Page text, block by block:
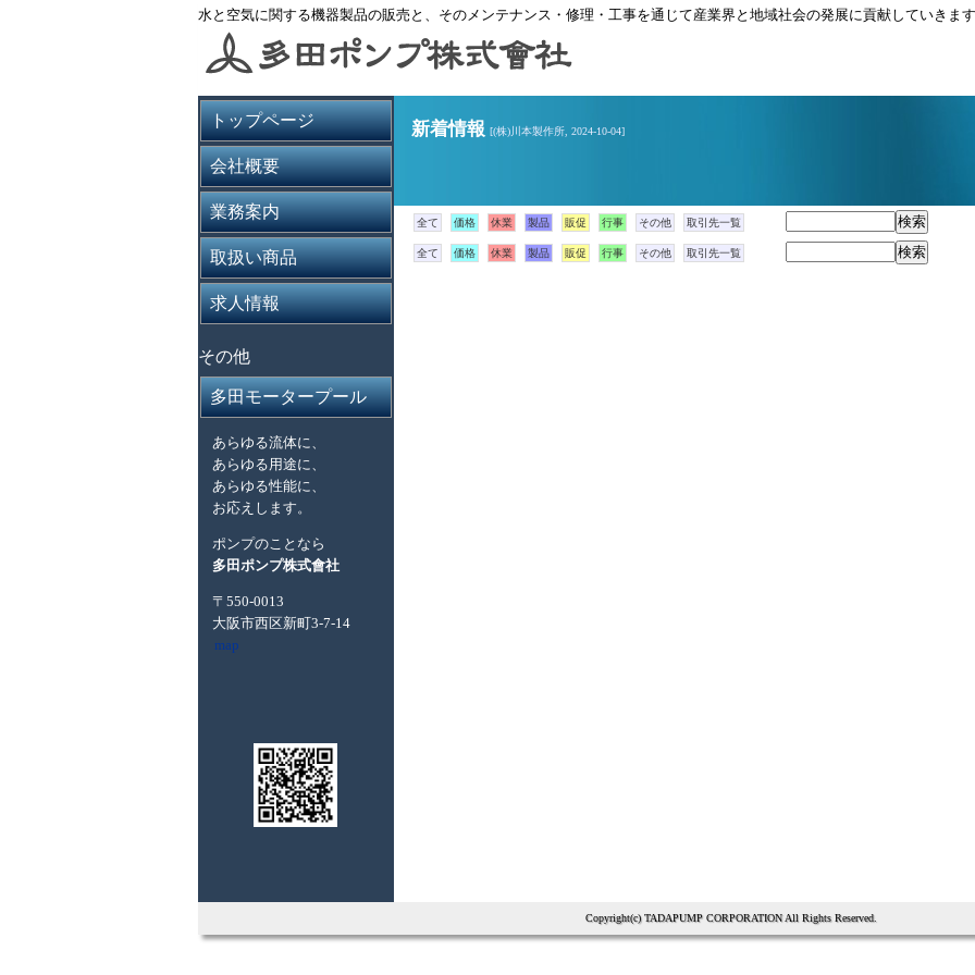
水と空気に関する機器製品の販売と、そのメンテナンス・修理・工事を通じて産業界と地域社会の発展に貢献していきま
新着情報[(株)川本製作所, 2024-10-04]
全て 価格 休業 製品 販促 行事 その他 取引先一覧
全て 価格 休業 製品 販促 行事 その他 取引先一覧
トップページ
会社概要
業務案内
取扱い商品
求人情報
その他
多田モータープール
あらゆる流体に、
あらゆる用途に、
あらゆる性能に、
お応えします。
ポンプのことなら
多田ポンプ株式會社
〒550-0013
大阪市西区新町3-7-14
map
Copyright(c) TADAPUMP CORPORATION All Rights Reserved.